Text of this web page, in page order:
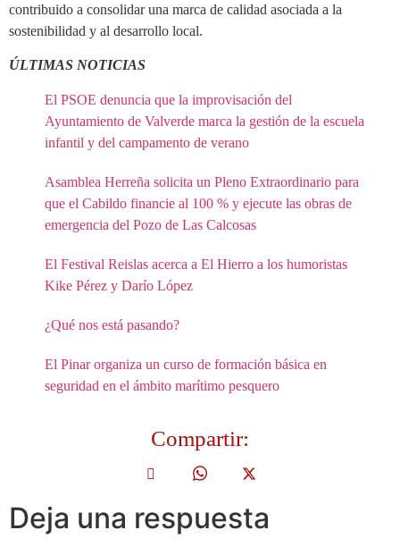
contribuido a consolidar una marca de calidad asociada a la
sostenibilidad y al desarrollo local.
ÚLTIMAS NOTICIAS
El PSOE denuncia que la improvisación del
Ayuntamiento de Valverde marca la gestión de la escuela
infantil y del campamento de verano
Asamblea Herreña solicita un Pleno Extraordinario para
que el Cabildo financie al 100 % y ejecute las obras de
emergencia del Pozo de Las Calcosas
El Festival Reislas acerca a El Hierro a los humoristas
Kike Pérez y Darío López
¿Qué nos está pasando?
El Pinar organiza un curso de formación básica en
seguridad en el ámbito marítimo pesquero
Compartir:
Deja una respuesta